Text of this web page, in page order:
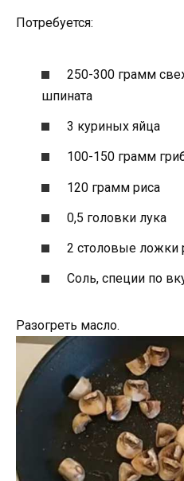
Потребуется:
250-300 грамм
шпината
3 куриных яйца
100-150 грамм
120 грамм риса
0,5 головки лука
2 столовые ложки
Соль, специи по
Разогреть масло.